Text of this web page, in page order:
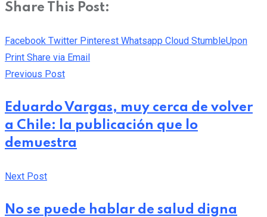
Share This Post:
Facebook Twitter Pinterest Whatsapp Cloud StumbleUpon
Print Share via Email
Previous Post
Eduardo Vargas, muy cerca de volver
a Chile: la publicación que lo
demuestra
Next Post
No se puede hablar de salud digna